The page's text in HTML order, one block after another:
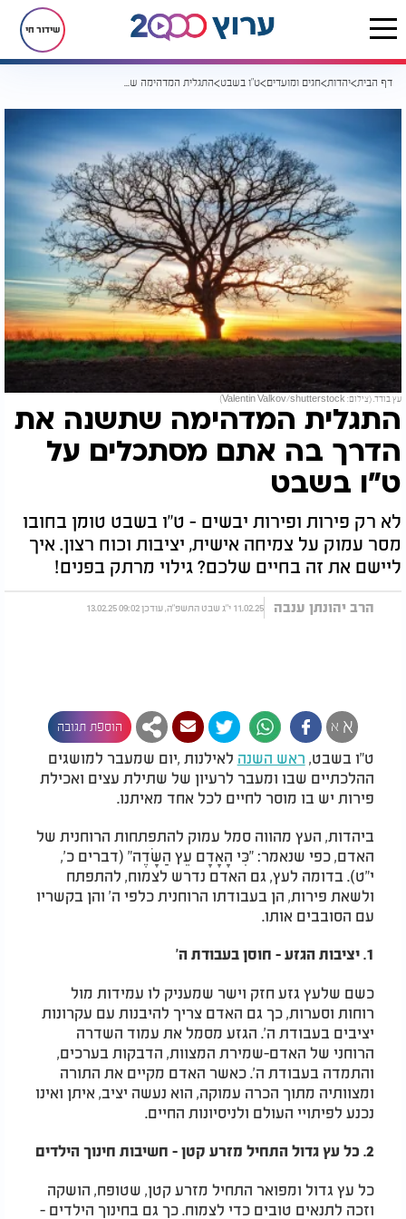
שידור חי
דף הבית יהדות חגים ומועדים ט"ו בשבט התגלית המדהימה שתשנה את הדרך בה אתם מסתכלים על ט"ו בשבט
עץ בודד. (צילום: Valentin Valkov/shutterstock)
התגלית המדהימה שתשנה את
הדרך בה אתם מסתכלים על
ט"ו בשבט
לא רק פירות ופירות יבשים - ט"ו בשבט טומן בחובו
מסר עמוק על צמיחה אישית, יציבות וכוח רצון. איך
ליישם את זה בחיים שלכם? גילוי מרתק בפנים!
הרב יהונתן ענבה 11.02.25 י"ג שבט התשפ"ה, עודכן 09:02 13.02.25
א א הוספת תגובה
ט"ו בשבט, ראש השנה לאילנות ,יום שמעבר למושגים
ההלכתיים שבו ומעבר לרעיון של שתילת עצים ואכילת
פירות יש בו מוסר לחיים לכל אחד מאיתנו.
ביהדות, העץ מהווה סמל עמוק להתפתחות הרוחנית של
האדם, כפי שנאמר: "כִּי הָאָדָם עֵץ הַשָּׂדֶה" (דברים כ',
י"ט). בדומה לעץ, גם האדם נדרש לצמוח, להתפתח
ולשאת פירות, הן בעבודתו הרוחנית כלפי ה' והן בקשריו
עם הסובבים אותו.
1. יציבות הגזע - חוסן בעבודת ה'
כשם שלעץ גזע חזק וישר שמעניק לו עמידות מול
רוחות וסערות, כך גם האדם צריך להיבנות עם עקרונות
יציבים בעבודת ה'. הגזע מסמל את עמוד השדרה
הרוחני של האדם-שמירת המצוות, הדבקות בערכים,
והתמדה בעבודת ה'. כאשר האדם מקיים את התורה
ומצוותיה מתוך הכרה עמוקה, הוא נעשה יציב, איתן ואינו
נכנע לפיתויי העולם ולניסיונות החיים.
2. כל עץ גדול התחיל מזרע קטן - חשיבות חינוך הילדים
כל עץ גדול ומפואר התחיל מזרע קטן, שטופח, הושקה
וזכה לתנאים טובים כדי לצמוח. כך גם בחינוך הילדים -